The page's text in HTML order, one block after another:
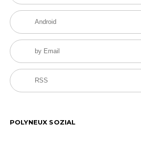
Android
by Email
RSS
POLYNEUX SOZIAL